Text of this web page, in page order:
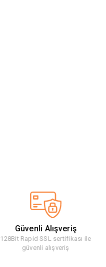
Güvenli Alışveriş
128Bit Rapid SSL sertifikası ile
güvenli alışveriş